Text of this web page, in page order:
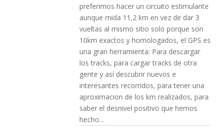
preferimos hacer un circuito estimulante
aunque mida 11,2 km en vez de dar 3
vueltas al mismo sitio solo porque son
10km exactos y homologados, el GPS es
una gran herramienta: Para descargar
los tracks, para cargar tracks de otra
gente y así descubrir nuevos e
interesantes recorridos, para tener una
aproximacion de los km realizados, para
saber el desnivel positivo que hemos
hecho…